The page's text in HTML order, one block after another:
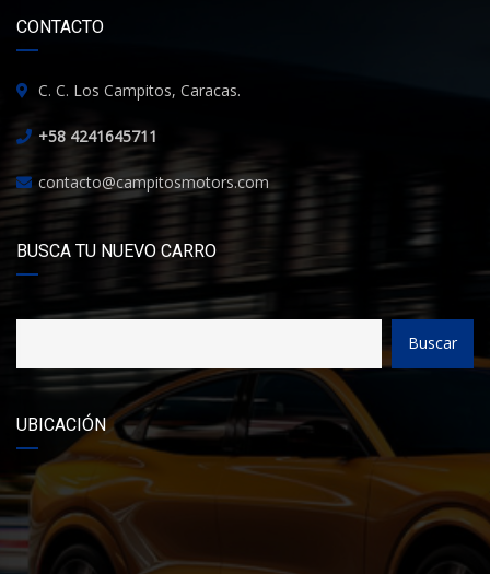
CONTACTO
C. C. Los Campitos, Caracas.
+58 4241645711
contacto@campitosmotors.com
BUSCA TU NUEVO CARRO
Buscar
UBICACIÓN